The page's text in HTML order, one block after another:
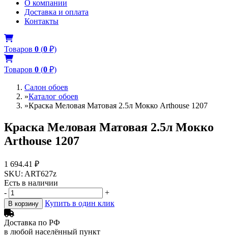
О компании
Доставка и оплата
Контакты
Товаров 0 (0 ₽)
Товаров 0 (0 ₽)
Салон обоев
»Каталог обоев
»Краска Меловая Матовая 2.5л Мокко Arthouse 1207
Краска Меловая Матовая 2.5л Мокко
Arthouse 1207
1 694.41 ₽
SKU: ART627z
Есть в наличии
-
+
В корзину Купить в один клик
Доставка по РФ
в любой населённый пункт